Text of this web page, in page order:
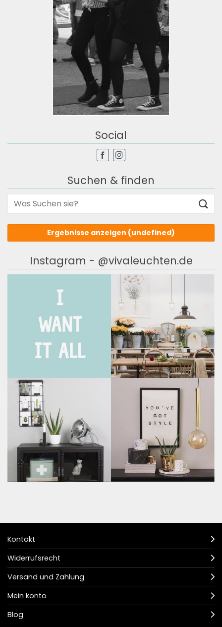
Social
Suchen & finden
Ergebnisse anzeigen (undefined)
Instagram - @vivaleuchten.de
Kontakt
Widerrufsrecht
Versand und Zahlung
Mein konto
Blog